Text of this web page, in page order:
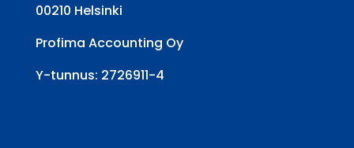
00210 Helsinki
Profima Accounting Oy
Y-tunnus: 2726911-4